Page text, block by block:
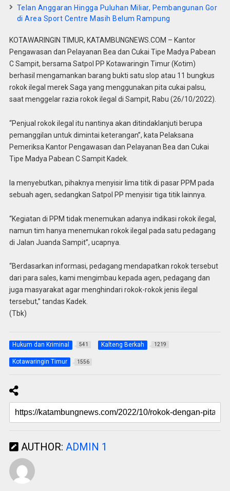
Telan Anggaran Hingga Puluhan Miliar, Pembangunan Gor
di Area Sport Centre Masih Belum Rampung
KOTAWARINGIN TIMUR, KATAMBUNGNEWS.COM – Kantor
Pengawasan dan Pelayanan Bea dan Cukai Tipe Madya Pabean
C Sampit, bersama Satpol PP Kotawaringin Timur (Kotim)
berhasil mengamankan barang bukti satu slop atau 11 bungkus
rokok ilegal merek Saga yang menggunakan pita cukai palsu,
saat menggelar razia rokok ilegal di Sampit, Rabu (26/10/2022).
“Penjual rokok ilegal itu nantinya akan ditindaklanjuti berupa
pemanggilan untuk dimintai keterangan”, kata Pelaksana
Pemeriksa Kantor Pengawasan dan Pelayanan Bea dan Cukai
Tipe Madya Pabean C Sampit Kadek.
Ia menyebutkan, pihaknya menyisir lima titik di pasar PPM pada
sebuah agen, sedangkan Satpol PP menyisir tiga titik lainnya.
“Kegiatan di PPM tidak menemukan adanya indikasi rokok ilegal,
namun tim hanya menemukan rokok ilegal pada satu pedagang
di Jalan Juanda Sampit”, ucapnya.
“Berdasarkan informasi, pedagang mendapatkan rokok tersebut
dari para sales, kami mengimbau kepada agen, pedagang dan
juga masyarakat agar menghindari rokok-rokok jenis ilegal
tersebut,” tandas Kadek.
(Tbk)
Hukum dan Kriminal 541 Kalteng Berkah 1219
Kotawaringin Timur 1556
AUTHOR: ADMIN 1